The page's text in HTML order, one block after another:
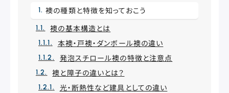
襖の種類と特徴を知っておこう
襖の基本構造とは
本襖・戸襖・ダンボール襖の違い
発泡スチロール襖の特徴と注意点
襖と障子の違いとは？
光・断熱性など建具としての違い